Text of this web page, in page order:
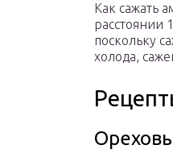
Как сажать
расстоянии
поскольку
холода,